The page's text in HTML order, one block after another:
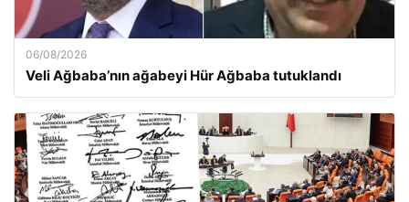
06/08/2026
Veli Ağbaba’nın ağabeyi Hür Ağbaba tutuklandı